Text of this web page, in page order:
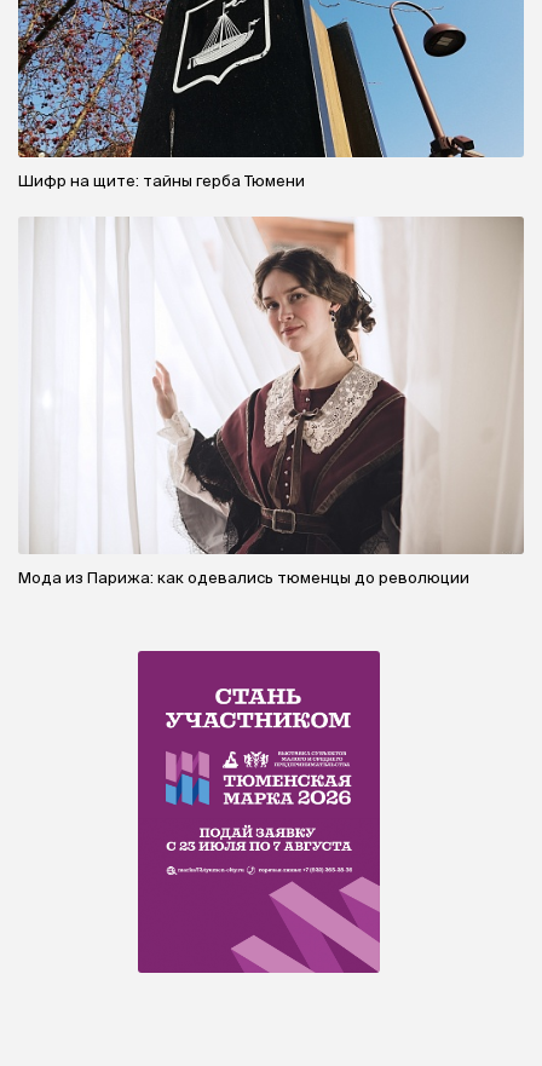
Шифр на щите: тайны герба Тюмени
Мода из Парижа: как одевались тюменцы до революции